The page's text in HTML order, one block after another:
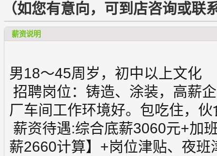
（如您有意向，可到店咨询或联
薪资说明
男18～45周岁，初中以上文化
招聘岗位：铸造、涂装，高薪
厂车间工作环境好。包吃住，
薪资待遇:综合底薪3060元+加
薪2660计算】+岗位津贴、夜